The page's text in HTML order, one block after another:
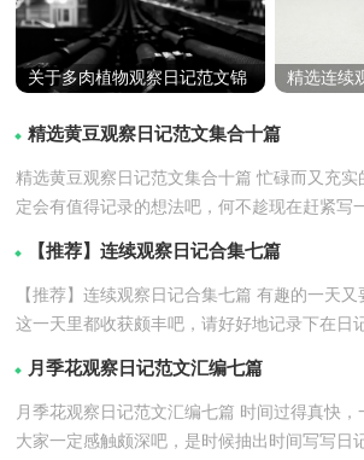
关于多肉植物观察日记范文锦
精选连续
精选黄豆观察日记范文集合十篇
精选黄豆观察日记范文集合十篇 忙碌而又充实
定会有值得记录的想法吧，何不趁现在赶紧写
下笔、没有头...【详情 】
【推荐】连续观察日记合集七篇
【推荐】连续观察日记合集七篇 有趣的一天
这一天里都收获颇丰吧，请好好地记录下在日
能吸引眼球呢...【
详情 】
月季花观察日记范文汇编七篇
月季花观察日记范文汇编七篇 时间过得真快
大家一定感触颇深吧，是时候抽出时间写写日